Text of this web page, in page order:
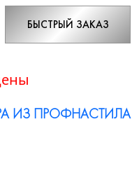
БЫСТРЫЙ ЗАКАЗ
ИЗ ПРОФНАСТИЛА